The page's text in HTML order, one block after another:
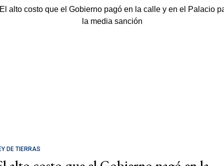
DE TIERRAS